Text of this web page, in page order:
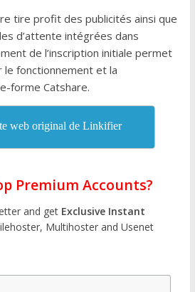
tire profit des publicités ainsi que
d’attente intégrées dans
de l’inscription initiale permet
fonctionnement et la
forme Catshare.
web original de Linkifier
Premium Accounts?
and get Exclusive Instant
Multihoster and Usenet